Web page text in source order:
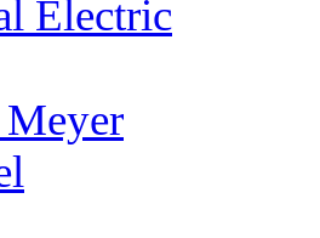
Electric